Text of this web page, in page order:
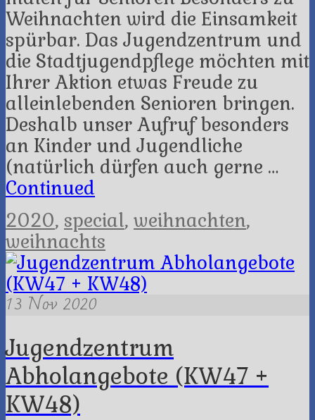
Weihnachten wird die Einsamkeit
spürbar. Das Jugendzentrum und
die Stadtjugendpflege möchten mit
Ihrer Aktion etwas Freude zu
alleinlebenden Senioren bringen.
Deshalb unser Aufruf besonders
an Kinder und Jugendliche
(natürlich dürfen auch gerne …
Continued
2020, special, weihnachten,
weihnachts
13Nov 2020
Jugendzentrum
Abholangebote (KW47 +
KW48)